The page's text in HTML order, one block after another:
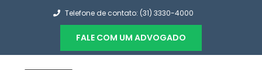
Telefone de contato: (31) 3330-4000
FALE COM UM ADVOGADO